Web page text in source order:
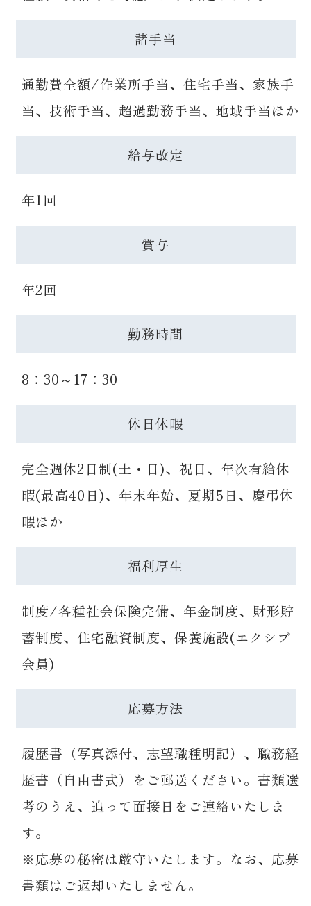
諸手当
通勤費全額/作業所手当、住宅手当、家族手
当、技術手当、超過勤務手当、地域手当ほか
給与改定
年1回
賞与
年2回
勤務時間
8：30～17：30
休日休暇
完全週休2日制(土・日)、祝日、年次有給休
暇(最高40日)、年末年始、夏期5日、慶弔休
暇ほか
福利厚生
制度/各種社会保険完備、年金制度、財形貯
蓄制度、住宅融資制度、保養施設(エクシブ
会員)
応募方法
履歴書（写真添付、志望職種明記）、職務経
歴書（自由書式）をご郵送ください。書類選
考のうえ、追って面接日をご連絡いたしま
す。
※応募の秘密は厳守いたします。なお、応募
書類はご返却いたしません。